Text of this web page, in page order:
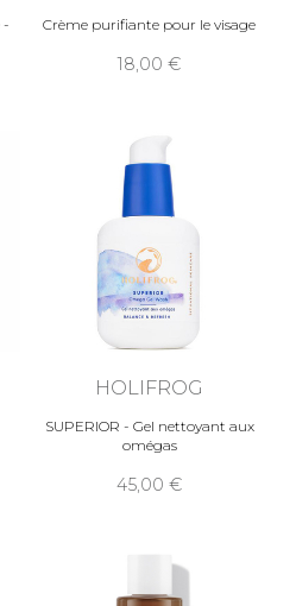
-
Crème purifiante pour le visage
18,00
HOLIFROG
SUPERIOR - Gel nettoyant aux
omégas
45,00